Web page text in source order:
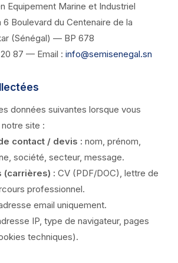
Equipement Marine et Industriel
6 Boulevard du Centenaire de la
(Sénégal) — BP 678
87 — Email : info@semisenegal.sn
données suivantes lorsque vous
site :
contact / devis : nom, prénom,
société, secteur, message.
(carrières) : CV (PDF/DOC), lettre de
professionnel.
email uniquement.
IP, type de navigateur, pages
techniques).